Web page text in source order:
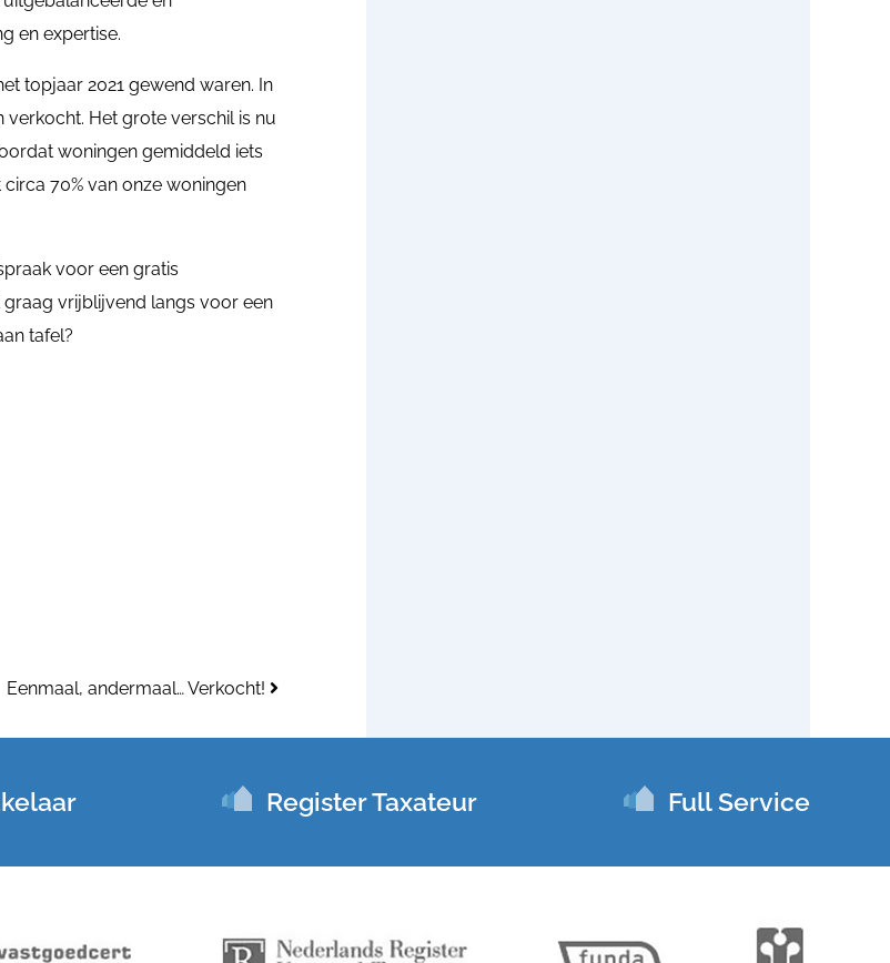
en expertise.
topjaar 2021 gewend waren. In
verkocht. Het grote verschil is nu
woningen gemiddeld iets
70% van onze woningen
voor een gratis
vrijblijvend langs voor een
tafel?
Eenmaal, andermaal… Verkocht!
Register Taxateur Full Service